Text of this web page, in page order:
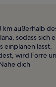
außerhalb
sodass sich
einplanen lässt.
wird Forre
dich